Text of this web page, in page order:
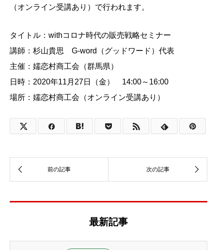
（オンライン受講あり）で行われます。
タイトル：withコロナ時代の販売戦略セミナー
講師：杉山貴思 G-word（グッドワード）代表
主催：嬬恋村商工会（群馬県）
日時：2020年11月27日（金） 14:00～16:00
場所：嬬恋村商工会（オンライン受講あり）
最新記事